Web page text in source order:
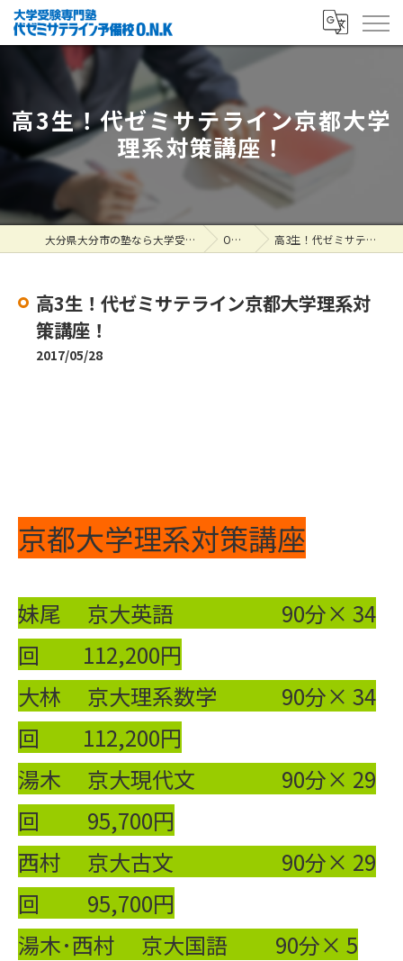
高3生！代ゼミサテライン京都大学
理系対策講座！
大分県大分市の塾なら大学受験専門塾 代ゼミサテライン予備校O.N.K ONK掲示板 高3生！代ゼミサテライン京都大学理系対策講座！
高3生！代ゼミサテライン京都大学理系対
策講座！
2017/05/28
京都大学理系対策講座
妹尾 京大英語 90分× 34
回 112,200円
大林 京大理系数学 90分× 34
回 112,200円
湯木 京大現代文 90分× 29
回 95,700円
西村 京大古文 90分× 29
回 95,700円
湯木･西村 京大国語 90分× 5